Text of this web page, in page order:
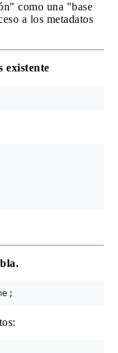
como una "base
a los metadatos
existente